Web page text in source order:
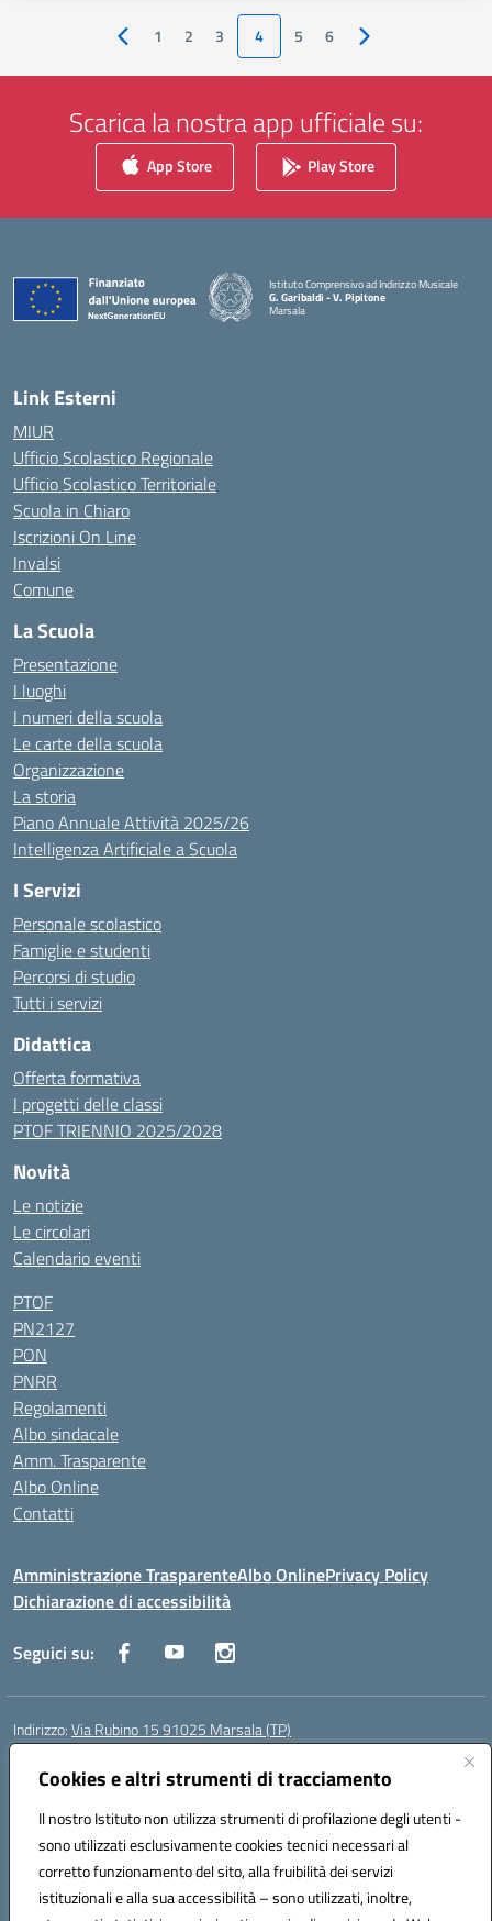
Cookies e altri strumenti di tracciamento
Il nostro Istituto non utilizza strumenti di profilazione degli utenti -
sono utilizzati esclusivamente cookies tecnici necessari al
corretto funzionamento del sito, alla fruibilità dei servizi
istituzionali e alla sua accessibilità – sono utilizzati, inoltre,
Pagina precedente
1 2 3 4 5 6 Pagina successiva
Scarica la nostra app ufficiale su:
App Store Play Store
Istituto Comprensivo ad Indirizzo Musicale
G. Garibaldi - V. Pipitone
Marsala
Link Esterni
MIUR
Ufficio Scolastico Regionale
Ufficio Scolastico Territoriale
Scuola in Chiaro
Iscrizioni On Line
Invalsi
Comune
La Scuola
Presentazione
I luoghi
I numeri della scuola
Le carte della scuola
Organizzazione
La storia
Piano Annuale Attività 2025/26
Intelligenza Artificiale a Scuola
I Servizi
Personale scolastico
Famiglie e studenti
Percorsi di studio
Tutti i servizi
Didattica
Offerta formativa
I progetti delle classi
PTOF TRIENNIO 2025/2028
Novità
Le notizie
Le circolari
Calendario eventi
PTOF
PN2127
PON
PNRR
Regolamenti
Albo sindacale
Amm. Trasparente
Albo Online
Contatti
Amministrazione TrasparenteAlbo OnlinePrivacy Policy
Dichiarazione di accessibilità
Seguici su:
Indirizzo:Via Rubino 15 91025 Marsala (TP)
Centralino:
Posta elettronica certificata (PEC):TPIC83900G@pec.istruzione.it
Codice fiscale: 91032370818
Codice meccanografico:TPIC83900G
Codice Indice delle Pubbliche Amministrazioni (IPA): icggm
Codice unico di fatturazione (CUF): UFJKJ7